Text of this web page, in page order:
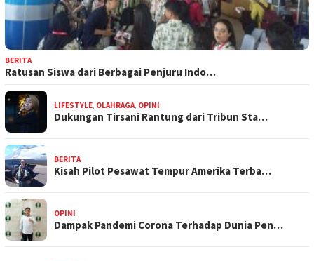
BERITA
Ratusan Siswa dari Berbagai Penjuru Indo…
LIFESTYLE, OLAHRAGA, OPINI
Dukungan Tirsani Rantung dari Tribun Sta…
BERITA
Kisah Pilot Pesawat Tempur Amerika Terba…
OPINI
Dampak Pandemi Corona Terhadap Dunia Pen…